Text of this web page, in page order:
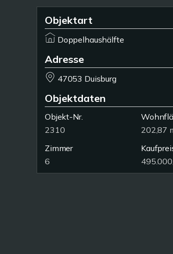
Objektart
Doppelhaushälfte
Adresse
47053 Duisburg
Objektdaten
Objekt-Nr.
2310
202,87
Zimmer
6